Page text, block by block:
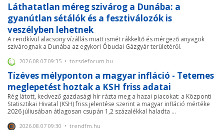
Láthatatlan méreg szivárog a Dunába: a
gyanútlan sétálók és a fesztiválozók is
veszélyben lehetnek
A rendkívül alacsony vízállás miatt ismét rákkeltő és mérgező anyagok
szivárognak a Dunába az egykori Óbudai Gázgyár területéről.
2026.08.07 09:35 • tozsdeforum.hu
Tízéves mélyponton a magyar infláció - Tetemes
meglepetést hoztak a KSH friss adatai
Rég látott, kedvező gazdasági hír rázta meg a hazai piacokat: a Központi
Statisztikai Hivatal (KSH) friss jelentése szerint a magyar infláció mértéke
2026 júliusában átlagosan csupán 1,2 százalékkal haladta ...
2026.08.07 09:30 • trendfm.hu